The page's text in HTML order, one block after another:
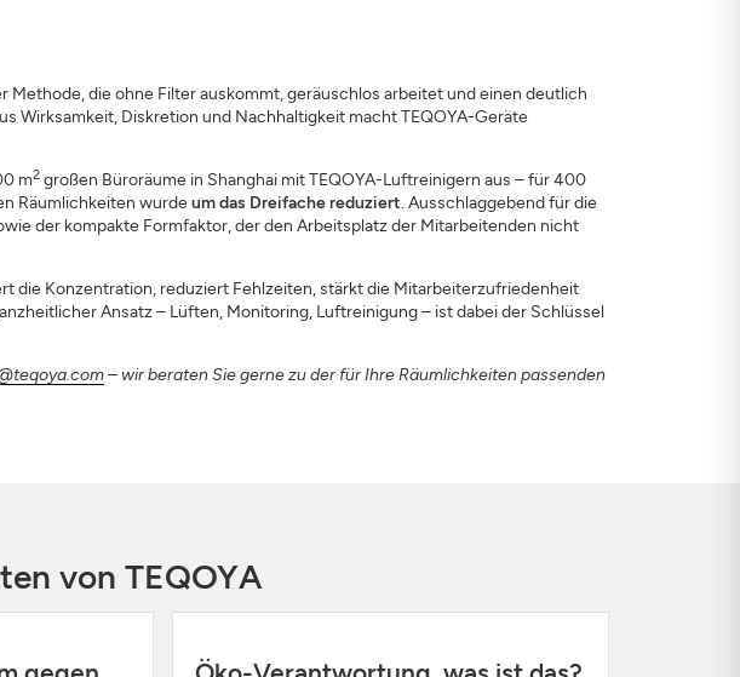
die ohne Filter auskommt, geräuschlos arbeitet und einen deutlich
Wirksamkeit, Diskretion und Nachhaltigkeit macht TEQOYA-Geräte
m2großen Büroräume in Shanghai mit TEQOYA-Luftreinigern aus – für 400
Räumlichkeiten wurdeum das Dreifache reduziert. Ausschlaggebend für die
der kompakte Formfaktor, der den Arbeitsplatz der Mitarbeitenden nicht
die Konzentration, reduziert Fehlzeiten, stärkt die Mitarbeiterzufriedenheit
Ansatz – Lüften, Monitoring, Luftreinigung – ist dabei der Schlüssel
– wir beraten Sie gerne zu der für Ihre Räumlichkeiten passenden
von TEQOYA